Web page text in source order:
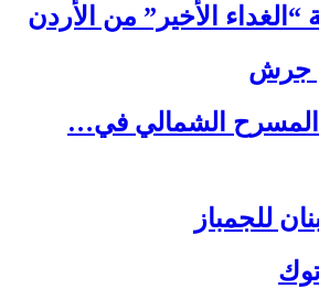
الأخير” من الأردن
جرش
المسرح الشمالي في…
للجمباز